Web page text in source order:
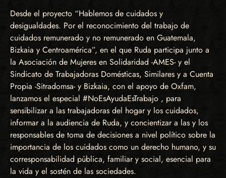
Desde el proyecto “Hablemos de cuidados y
desigualdades. Por el reconocimiento del trabajo de
cuidados remunerado y no remunerado en Guatemala,
Bizkaia y Centroamérica”, en el que Ruda participa junto a
la Asociación de Mujeres en Solidaridad -AMES- y el
Sindicato de Trabajadoras Domésticas, Similares y a Cuenta
Propia -Sitradomsa- y Bizkaia, con el apoyo de Oxfam,
lanzamos el especial #NoEsAyudaEsTrabajo , para
sensibilizar a las trabajadoras del hogar y los cuidados,
informar a la audiencia de Ruda, y concientizar a las y los
responsables de toma de decisiones a nivel político sobre la
importancia de los cuidados como un derecho humano, y su
corresponsabilidad pública, familiar y social, esencial para
la vida y el sostén de las sociedades.